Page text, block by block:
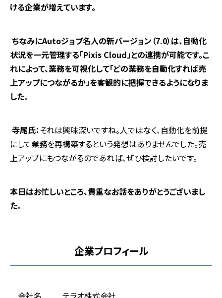
ける企業が増えています。
ちなみにAutoジョブ名人の新バージョン（7.0）は、自動化
状況を一元管理する「Pixis Cloud 」との連携が可能です。こ
れによって、業務を可視化して「どの業務を自動化すれば売
上アップにつながるか」を客観的に把握できるようになりま
した。
寺尾氏：それは興味深いですね。人ではなく、自動化を前提
にして業務を再構築するという発想はありませんでした。売
上アップにもつながるのであれば、ぜひ検討したいです。
――本日はお忙しいところ、貴重なお話をありがとうございまし
た。
企業プロフィール
会社名 テラオ株式会社